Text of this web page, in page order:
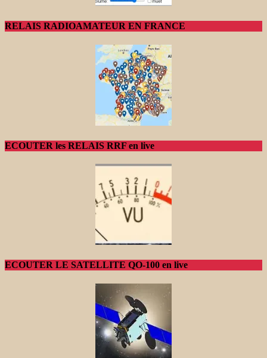
RELAIS RADIOAMATEUR EN FRANCE
ECOUTER les RELAIS RRF en live
ECOUTER LE SATELLITE QO-100 en live